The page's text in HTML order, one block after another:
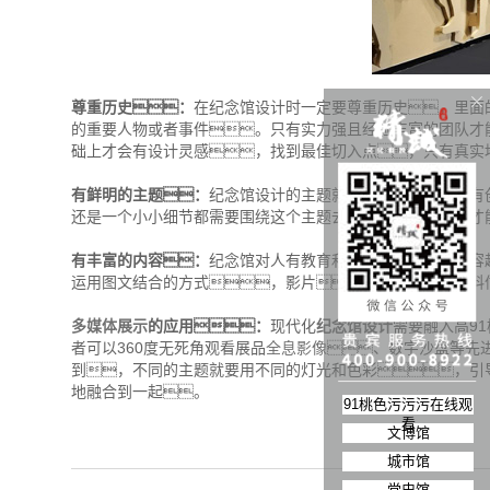
尊重历史： 在纪念馆设计时一定要尊重历史，里
的重要人物或者事件。只有实力强且经验丰富的团
础上才会有设计灵感，找到最佳切入点，只有真
有鲜明的主题： 纪念馆设计的主题就一定要鲜明，
还是一个小小细节都需要围绕这个主题去展开，这
有丰富的内容： 纪念馆对人有教育和启发作用，内
运用图文结合的方式，影片、动画的方式将资
多媒体展示的应用： 现代化纪念馆设计需要融入高
者可以360度无死角观看展品全息影像、数字沙盘等先进
到，不同的主题就要用不同的灯光和色彩，引
地融合到一起。
91桃色污污污在线观
看
文博馆
城市馆